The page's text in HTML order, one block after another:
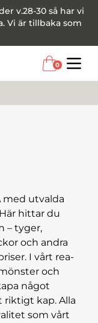
v.28-30 så har vi
Vi är tillbaka som
0
med utvalda
hittar du
– tyger,
och andra
I vårt rea-
och
något
kap. Alla
som vårt